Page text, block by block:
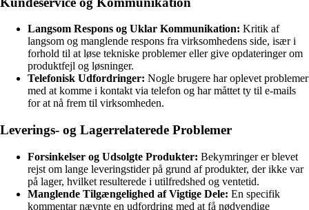
Langsom Respons og Uklar Kommunikation: Kritik af
langsom og manglende respons fra virksomhedens side, især i
forhold til at løse tekniske problemer eller give opdateringer om
produktfejl og løsninger.
Telefonisk Udfordringer: Nogle brugere har oplevet problemer
med at komme i kontakt via telefon og har måttet ty til e-mails
for at nå frem til virksomheden.
Leverings- og Lagerrelaterede Problemer
Forsinkelser og Udsolgte Produkter: Bekymringer er blevet
rejst om lange leveringstider på grund af produkter, der ikke var
på lager, hvilket resulterede i utilfredshed og ventetid.
Manglende Tilgængelighed af Vigtige Dele: En specifik
kommentar nævnte en udfordring med at få nødvendige